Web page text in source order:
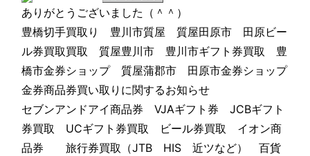
ありがとうございました（＾＾）
豊橋切手買取り 豊川市質屋 質屋田原市 田原ビー
ル券買取買取 質屋豊川市 豊川市ギフト券買取 豊
橋市金券ショップ 質屋蒲郡市 田原市金券ショップ
金券商品券買い取りに関するお知らせ
セブンアンドアイ商品券 VJAギフト券 JCBギフト
券買取 UCギフト券買取 ビール券買取 イオン商
品券 旅行券買取（JTB HIS 近ツなど） 百貨